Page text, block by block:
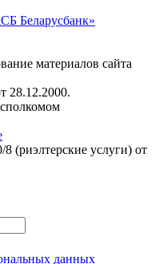
материалов сайта
28.12.2000.
(риэлтерские услуги) от
данных